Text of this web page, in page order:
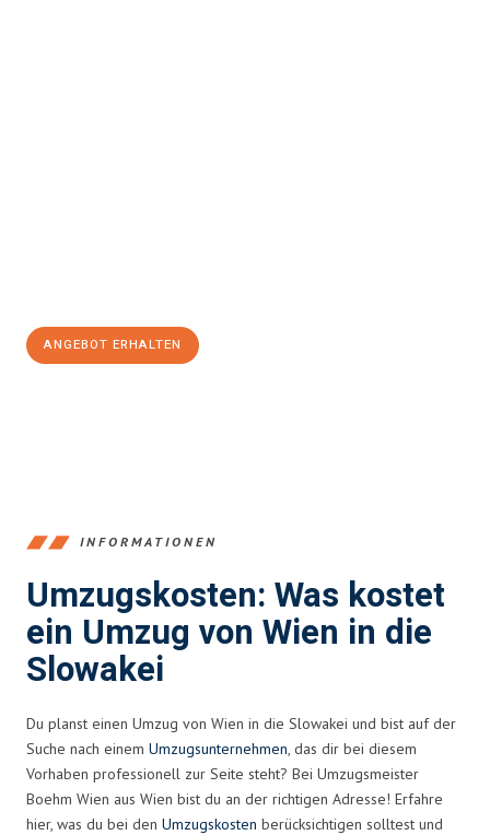
ANGEBOT ERHALTEN
INFORMATIONEN
Umzugskosten: Was kostet
ein Umzug von Wien in die
Slowakei
Du planst einen Umzug von Wien in die Slowakei und bist auf der
Suche nach einem Umzugsunternehmen, das dir bei diesem
Vorhaben professionell zur Seite steht? Bei Umzugsmeister
Boehm Wien aus Wien bist du an der richtigen Adresse! Erfahre
hier, was du bei den Umzugskosten berücksichtigen solltest und